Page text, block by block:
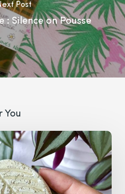
Post
: Silence on Pousse
You